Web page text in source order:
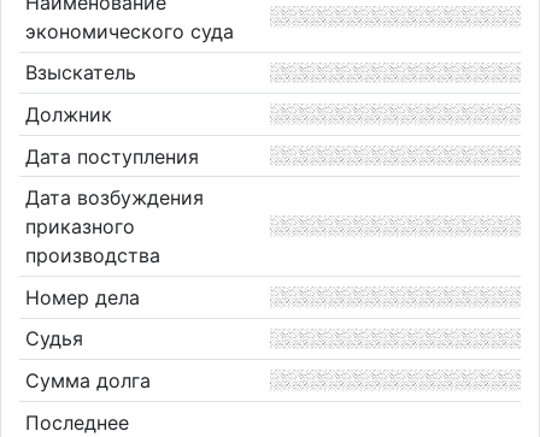
экономического суда
Взыскатель
Должник
Дата поступления
Дата возбуждения
приказного
производства
Номер дела
Судья
Сумма долга
Последнее